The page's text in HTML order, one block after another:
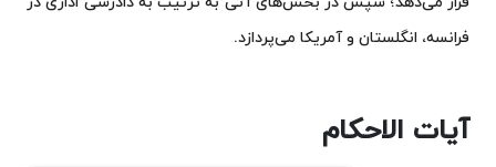
فرانسه، انگلستان و آمریکا می‌پردازد.
آیات الاحکام